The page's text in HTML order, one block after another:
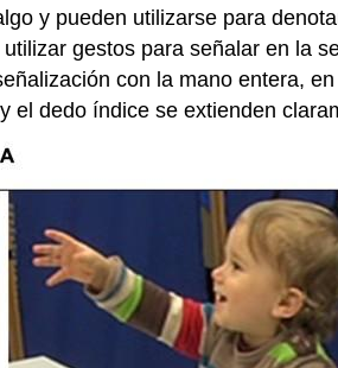
y pueden utilizarse para
gestos para señalar en la
con la mano entera,
el dedo índice se extienden